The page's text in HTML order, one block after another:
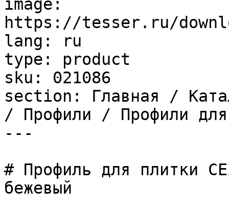
image:
https://tesser.ru/
lang: ru
type: product
sku: 021086
section: Главная /
/ Профили / Профили
---
# Профиль для плитки
бежевый